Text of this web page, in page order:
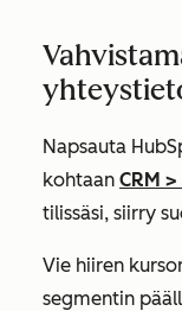
Napsauta
kohtaan CRM >
tilissäsi, siirry
Vie hiiren
segmentin